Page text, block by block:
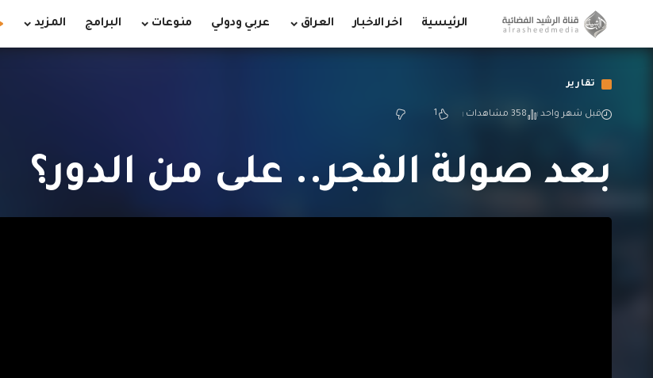
الرئيسية اخر الاخبار العراق عربي ودولي منوعات البرامج المزيد
تقارير
قبل شهر واحد 358 مشاهدات 1
بعد صولة الفجر.. على من الدور؟